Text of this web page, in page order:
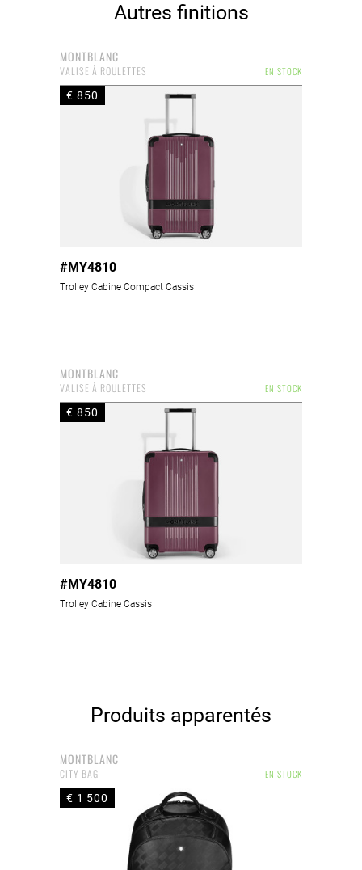
Autres finitions
MONTBLANC
EN STOCK
VALISE À ROULETTES
€ 850
#MY4810
Trolley Cabine Compact Cassis
MONTBLANC
EN STOCK
VALISE À ROULETTES
€ 850
#MY4810
Trolley Cabine Cassis
Produits apparentés
MONTBLANC
EN STOCK
CITY BAG
€ 1 500